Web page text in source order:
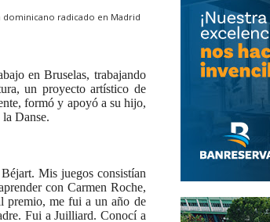
dominicano radicado en Madrid
en Bruselas, trabajando
un proyecto artístico de
formó y apoyó a su hijo,
Danse.
Mis juegos consistían
con Carmen Roche,
premio, me fui a un año de
Fui a Juilliard. Conocí a